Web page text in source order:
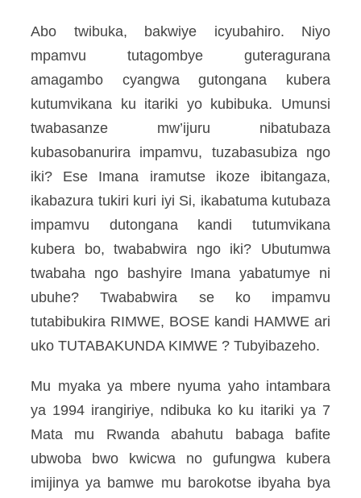
Abo twibuka, bakwiye icyubahiro. Niyo
mpamvu tutagombye guteragurana
amagambo cyangwa gutongana kubera
kutumvikana ku itariki yo kubibuka. Umunsi
twabasanze mw’ijuru nibatubaza
kubasobanurira impamvu, tuzabasubiza ngo
iki? Ese Imana iramutse ikoze ibitangaza,
ikabazura tukiri kuri iyi Si, ikabatuma kutubaza
impamvu dutongana kandi tutumvikana
kubera bo, twababwira ngo iki? Ubutumwa
twabaha ngo bashyire Imana yabatumye ni
ubuhe? Twababwira se ko impamvu
tutabibukira RIMWE, BOSE kandi HAMWE ari
uko TUTABAKUNDA KIMWE ? Tubyibazeho.
Mu myaka ya mbere nyuma yaho intambara
ya 1994 irangiriye, ndibuka ko ku itariki ya 7
Mata mu Rwanda abahutu babaga bafite
ubwoba bwo kwicwa no gufungwa kubera
imijinya ya bamwe mu barokotse ibyaha bya